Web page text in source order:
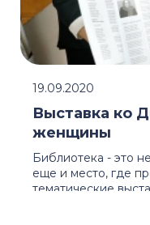
Библиотека - это
еще и место, где
тематические
Выставка ко
женщины
19.09.2020